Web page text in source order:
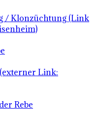
/ Klonzüchtung (Link
Link:
Rebe